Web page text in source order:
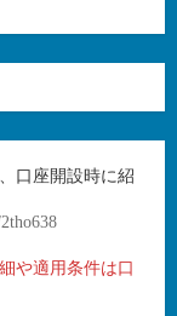
口座開設時に紹
や適用条件は口